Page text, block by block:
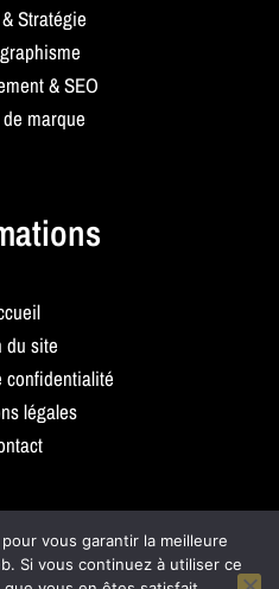
Stratégie
& SEO
marque
du site
confidentialité
légales
agence de communication à
vous garantir la meilleure
Si vous continuez à utiliser ce